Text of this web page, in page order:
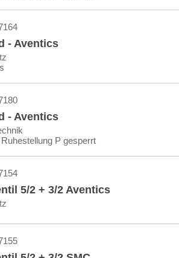
- Aventics
- Aventics
P gesperrt
5/2 + 3/2 Aventics